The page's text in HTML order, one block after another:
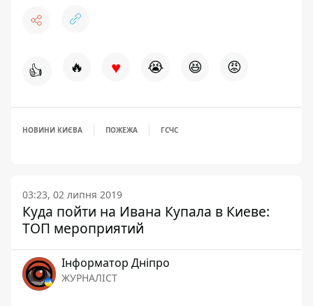
👍 🔥 ♥ 😭 😆 😡
НОВИНИ КИЄВА ПОЖЕЖА ГСЧС
03:23, 02 липня 2019
Куда пойти на Ивана Купала в Киеве:
ТОП мероприятий
Інформатор Дніпро
ЖУРНАЛІСТ